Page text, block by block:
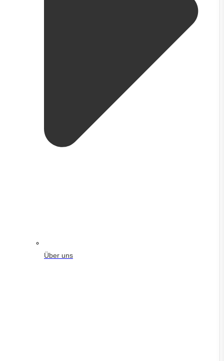
Über uns